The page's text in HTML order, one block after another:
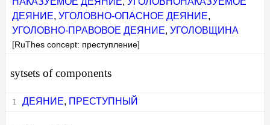
ДЕЯНИЕ,УГОЛОВНО-ОПАСНОЕ ДЕЯНИЕ,
УГОЛОВНО-ПРАВОВОЕ ДЕЯНИЕ,УГОЛОВЩИНА
[RuThes concept: преступление]
sytsets of components
ДЕЯНИЕ, ПРЕСТУПНЫЙ